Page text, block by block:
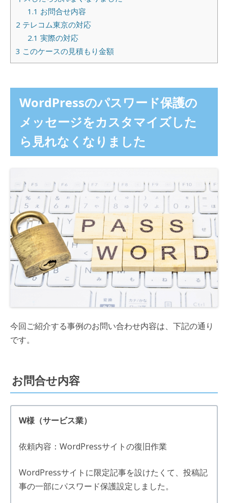
1.1 お問合せ内容
2 テレコム東京の対応
2.1 実際の対応
3 このケースの見積もり金額
WordPressのパスワード保護の
メッセージをカスタマイズした
ら見れなくなりました
今回ご紹介する事例のお問い合わせ内容は、下記の通り
です。
お問合せ内容
W様（サービス業）
依頼内容：WordPressサイトの復旧作業
WordPressサイトに限定記事を設けたくて、投稿記
事の一部にパスワード保護設定しました。